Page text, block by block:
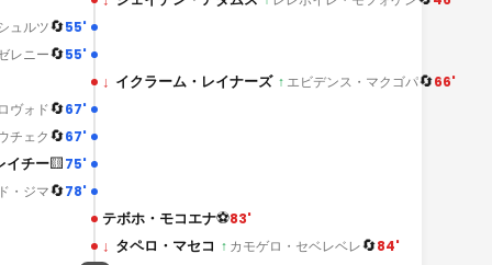
55'
🔄
ュルツ
55'
🔄
レニー
↓ イクラーム・レイナーズ ↑ エビデンス・マクゴパ🔄66'
67'
🔄
ヴォド
67'
🔄
チェク
75'
🟨
イチー
78'
🔄
・ジマ
テボホ・モコエナ⚽83'
↓ タペロ・マセコ ↑ カモゲロ・セベレベレ🔄84'